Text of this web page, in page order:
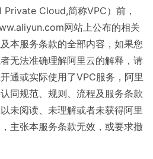
Cloud,简称VPC）前，
网站上公布的相关
本服务条款的全部内容，如果您
无法准确理解阿里云的解释，请
通或实际使用了VPC服务，阿里
同规范、规则、流程及服务条款
未阅读、未理解或者未获得阿里
主张本服务条款无效，或要求撤